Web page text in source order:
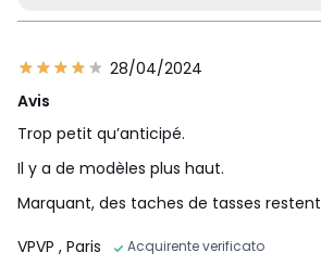
28/04/2024
Avis
Trop petit qu’anticipé.
Il y a de modèles plus haut.
Marquant, des taches de tasses restent
VPVP , Paris Acquirente verificato